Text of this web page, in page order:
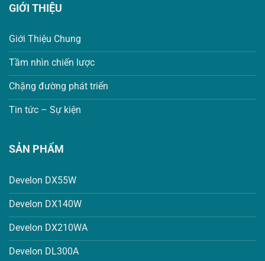
GIỚI THIỆU
Giới Thiệu Chung
Tầm nhìn chiến lược
Chặng đường phát triển
Tin tức – Sự kiện
SẢN PHẨM
Develon DX55W
Develon DX140W
Develon DX210WA
Develon DL300A